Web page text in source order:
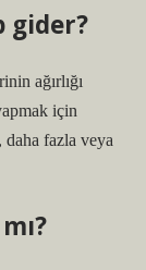
gider?
ağırlığı
için
daha fazla veya